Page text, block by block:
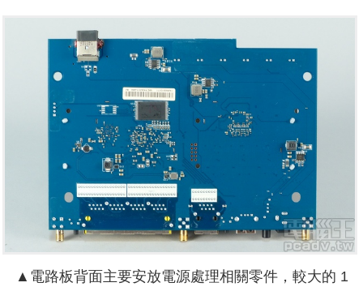
▲電路板背面主要安放電源處理相關零件，較大的 1